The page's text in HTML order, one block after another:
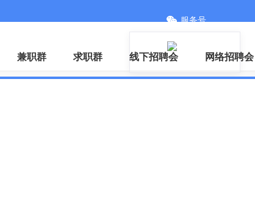
微信
服务号
兼职群 求职群 线下招聘会 网络招聘会